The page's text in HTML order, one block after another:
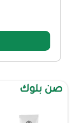
صن بلوك